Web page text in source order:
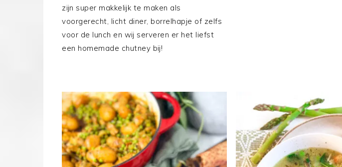
zijn super makkelijk te maken als
voorgerecht, licht diner, borrelhapje of zelfs
voor de lunch en wij serveren er het liefst
een homemade chutney bij!